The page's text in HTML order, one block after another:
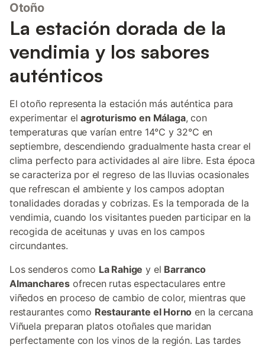
Otoño
La estación dorada de la
vendimia y los sabores
auténticos
El otoño representa la estación más auténtica para
experimentar elagroturismo en Málaga, con
temperaturas que varían entre 14°C y 32°C en
septiembre, descendiendo gradualmente hasta crear el
clima perfecto para actividades al aire libre. Esta época
se caracteriza por el regreso de las lluvias ocasionales
que refrescan el ambiente y los campos adoptan
tonalidades doradas y cobrizas. Es la temporada de la
vendimia, cuando los visitantes pueden participar en la
recogida de aceitunas y uvas en los campos
circundantes.
Los senderos como La Rahige y el Barranco
Almanchares ofrecen rutas espectaculares entre
viñedos en proceso de cambio de color, mientras que
restaurantes como Restaurante el Horno en la cercana
Viñuela preparan platos otoñales que maridan
perfectamente con los vinos de la región. Las tardes